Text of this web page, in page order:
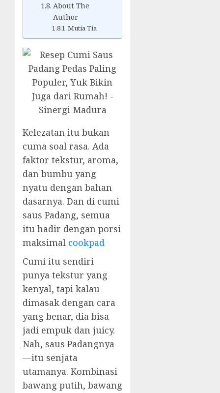
About The
Author
Mutia Tia
Kelezatan itu bukan
cuma soal rasa. Ada
faktor tekstur, aroma,
dan bumbu yang
nyatu dengan bahan
dasarnya. Dan di cumi
saus Padang, semua
itu hadir dengan porsi
maksimal cookpad
Cumi itu sendiri
punya tekstur yang
kenyal, tapi kalau
dimasak dengan cara
yang benar, dia bisa
jadi empuk dan juicy.
Nah, saus Padangnya
—itu senjata
utamanya. Kombinasi
bawang putih, bawang